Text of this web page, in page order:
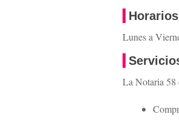
Lunes a
La Notaria 58